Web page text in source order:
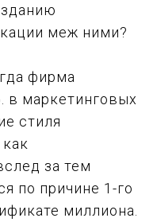
меж ними?
фирма
в маркетинговых
стиля
за тем
по причине 1-го
миллиона.